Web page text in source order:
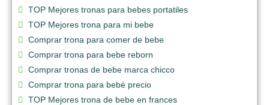
TOP Mejores tronas para bebes portatiles
TOP Mejores trona para mi bebe
Comprar trona para comer de bebe
Comprar trona para bebe reborn
Comprar tronas de bebe marca chicco
Comprar trona para bebé precio
TOP Mejores trona de bebe en frances